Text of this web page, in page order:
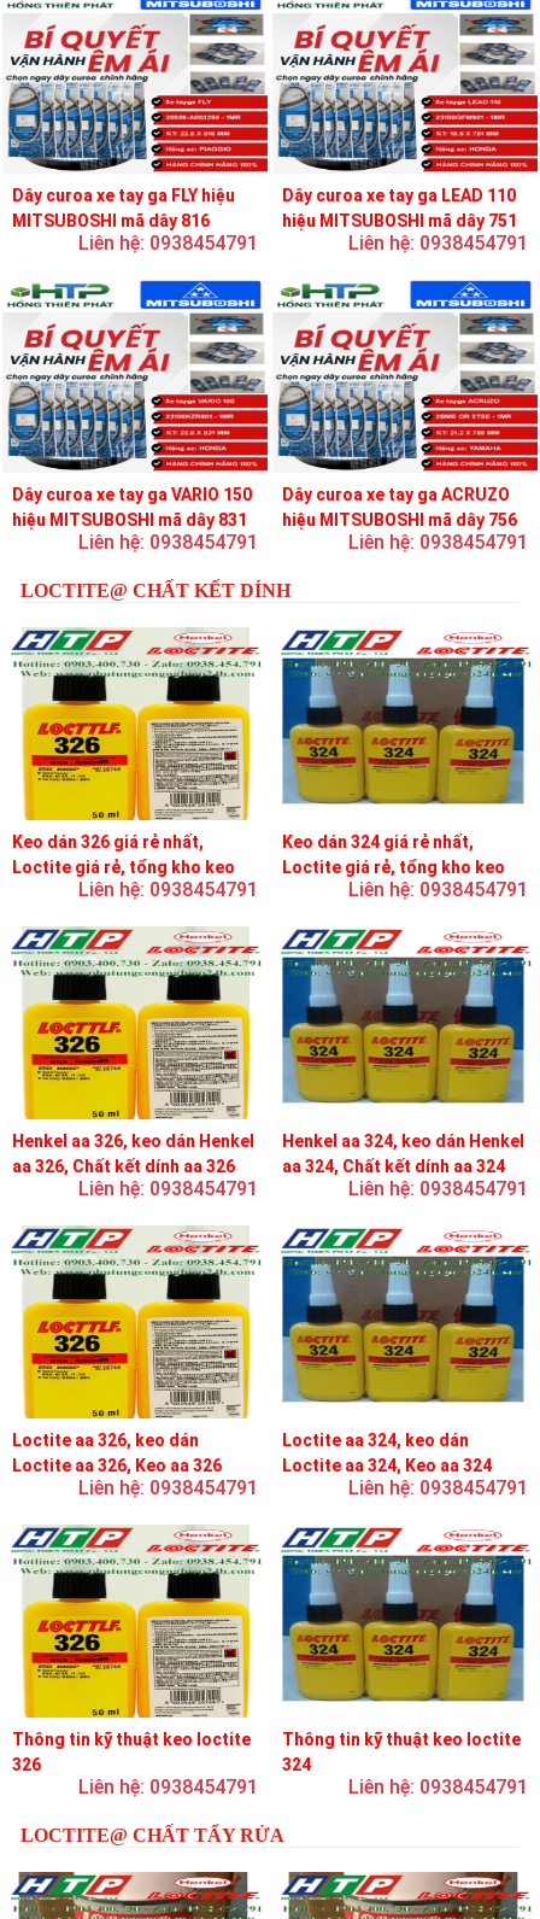
Dây curoa xe tay ga FLY hiệu
MITSUBOSHI mã dây 816
Liên hệ: 0938454791
Dây curoa xe tay ga LEAD 110
hiệu MITSUBOSHI mã dây 751
Liên hệ: 0938454791
Dây curoa xe tay ga VARIO 150
hiệu MITSUBOSHI mã dây 831
Liên hệ: 0938454791
Dây curoa xe tay ga ACRUZO
hiệu MITSUBOSHI mã dây 756
Liên hệ: 0938454791
LOCTITE@ CHẤT KẾT DÍNH
Keo dán 326 giá rẻ nhất,
Loctite giá rẻ, tổng kho keo
Liên hệ: 0938454791
Keo dán 324 giá rẻ nhất,
Loctite giá rẻ, tổng kho keo
Liên hệ: 0938454791
Henkel aa 326, keo dán Henkel
aa 326, Chất kết dính aa 326
Liên hệ: 0938454791
Henkel aa 324, keo dán Henkel
aa 324, Chất kết dính aa 324
Liên hệ: 0938454791
Loctite aa 326, keo dán
Loctite aa 326, Keo aa 326
Liên hệ: 0938454791
Loctite aa 324, keo dán
Loctite aa 324, Keo aa 324
Liên hệ: 0938454791
Thông tin kỹ thuật keo loctite
326
Liên hệ: 0938454791
Thông tin kỹ thuật keo loctite
324
Liên hệ: 0938454791
LOCTITE@ CHẤT TẨY RỬA